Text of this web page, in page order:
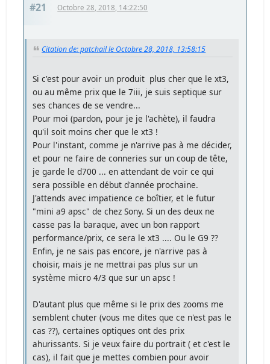
#21 Octobre 28, 2018, 14:22:50
Citation de: patchail le Octobre 28, 2018, 13:58:15
Si c'est pour avoir un produit plus cher que le xt3,
ou au même prix que le 7iii, je suis septique sur
ses chances de se vendre...
Pour moi (pardon, pour je je l'achète), il faudra
qu'il soit moins cher que le xt3 !
Pour l'instant, comme je n'arrive pas à me décider,
et pour ne faire de conneries sur un coup de tête,
je garde le d700 ... en attendant de voir ce qui
sera possible en début d'année prochaine.
J'attends avec impatience ce boîtier, et le futur
"mini a9 apsc" de chez Sony. Si un des deux ne
casse pas la baraque, avec un bon rapport
performance/prix, ce sera le xt3 .... Ou le G9 ??
Enfin, je ne sais pas encore, je n'arrive pas à
choisir, mais je ne mettrai pas plus sur un
système micro 4/3 que sur un apsc !
D'autant plus que même si le prix des zooms me
semblent chuter (vous me dites que ce n'est pas le
cas ??), certaines optiques ont des prix
ahurissants. Si je veux faire du portrait ( et c'est le
cas), il fait que je mettes combien pour avoir